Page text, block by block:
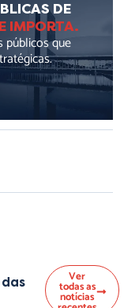
DE
IMPORTA.
públicos que
Ver
todas as
notícias